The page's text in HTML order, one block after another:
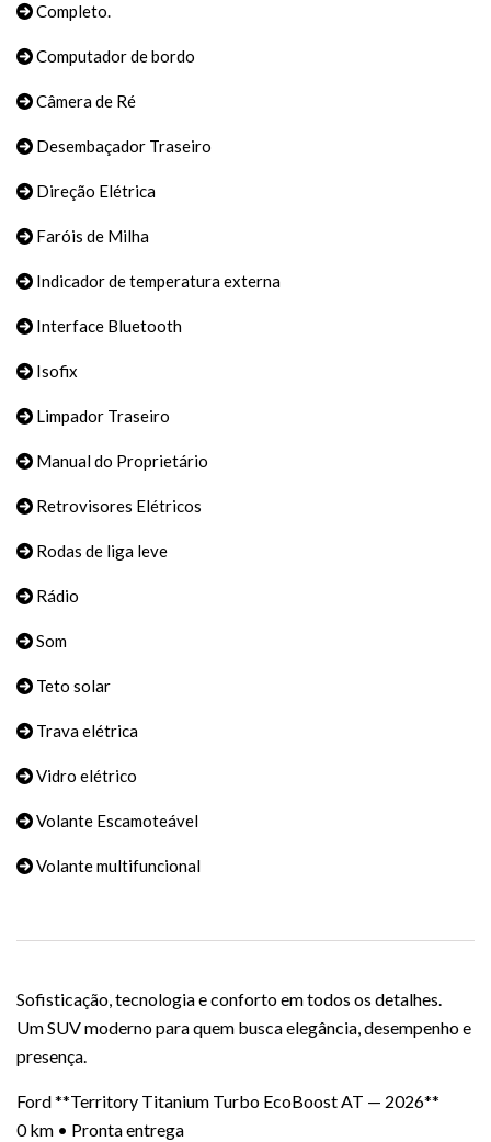
Completo.
Computador de bordo
Câmera de Ré
Desembaçador Traseiro
Direção Elétrica
Faróis de Milha
Indicador de temperatura externa
Interface Bluetooth
Isofix
Limpador Traseiro
Manual do Proprietário
Retrovisores Elétricos
Rodas de liga leve
Rádio
Som
Teto solar
Trava elétrica
Vidro elétrico
Volante Escamoteável
Volante multifuncional
Sofisticação, tecnologia e conforto em todos os detalhes.
Um SUV moderno para quem busca elegância, desempenho e
presença.
Ford **Territory Titanium Turbo EcoBoost AT — 2026**
0 km • Pronta entrega